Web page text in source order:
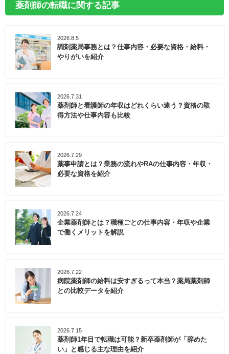
薬剤師の転職に関する記事
2026.8.5
調剤薬局事務とは？仕事内容・必要な資格・給料・
やりがいを紹介
2026.7.31
薬剤師と看護師の年収はどれくらい違う？資格の取
得方法や仕事内容も比較
2026.7.29
薬事申請とは？業務の流れやRAの仕事内容・年収・
必要な資格を紹介
2026.7.24
企業薬剤師とは？職種ごとの仕事内容・年収や企業
で働くメリットを解説
2026.7.22
病院薬剤師の給料は安すぎるって本当？薬局薬剤師
との比較データを紹介
2026.7.15
薬剤師1年目で転職は可能？新卒薬剤師が「辞めた
い」と感じる主な理由を紹介